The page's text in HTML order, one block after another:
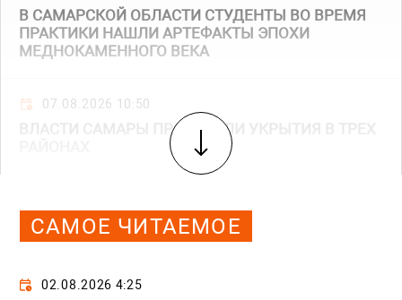
В САМАРСКОЙ ОБЛАСТИ СТУДЕНТЫ ВО ВРЕМЯ
ПРАКТИКИ НАШЛИ АРТЕФАКТЫ ЭПОХИ
МЕДНОКАМЕННОГО ВЕКА
07.08.2026 10:50
ВЛАСТИ САМАРЫ ПРОВЕРИЛИ УКРЫТИЯ В ТРЕХ
САМОЕ ЧИТАЕМОЕ
02.08.2026 4:25